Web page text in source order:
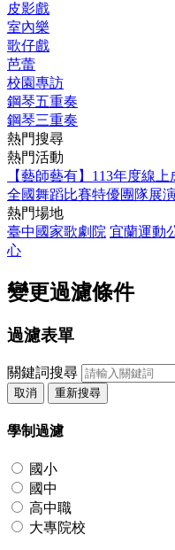
皮影戲
室內樂
歌仔戲
芭蕾
校園專訪
鋼琴五重奏
鋼琴三重奏
熱門搜尋
熱門活動
【藝師藝有】113年度線上
全國舞蹈比賽特優團隊展
熱門場地
臺中國家歌劇院 宜蘭運動
心
變更過濾條件
過濾表單
關鍵詞搜尋
取消 重新搜尋
學制過濾
國小
國中
高中職
大專院校